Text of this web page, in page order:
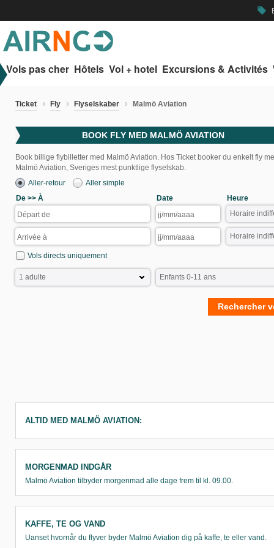
local_offer
Vols pas cher Hôtels Vol + hotel Excursions & Activités
Ticket Fly Flyselskaber Malmö Aviation
BOOK FLY MED MALMÖ AVIATION
Book billige flybilletter med Malmö Aviation. Hos Ticket booker du enkelt fly
Malmö Aviation, Sveriges mest punktlige flyselskab.
Aller-retour
Aller simple
De >> À
Date Heure
Vols directs uniquement
Rechercher
ALTID MED MALMÖ AVIATION:
MORGENMAD INDGÅR
Malmö Aviation tilbyder morgenmad alle dage frem til kl. 09.00.
KAFFE, TE OG VAND
Uanset hvornår du flyver byder Malmö Aviation dig på kaffe, te eller vand.